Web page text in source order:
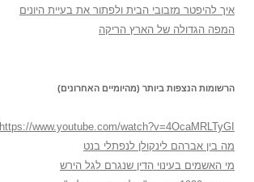
איך להיפטר מזבובי הבית ולפתור את בעיית היונים
המפה הגדולה של הארץ הריקה
הרשומות הנצפות ביותר (מהיומיים האחרונים)
https://www.youtube.com/watch?v=4OcaMRLTyGI
מה בין אברהם לינקולן לנפתלי בנט
מי האשמים בעינוי הדין שנגרם לגל הירש